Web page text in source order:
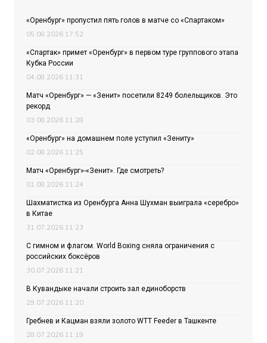
«Оренбург» пропустил пять голов в матче со «Спартаком»
05.08.2026 17:52
«Спартак» примет «Оренбург» в первом туре группового этапа
Кубка России
04.08.2026 11:31
Матч «Оренбург» — «Зенит» посетили 8249 болельщиков. Это
рекорд
03.08.2026 11:28
«Оренбург» на домашнем поле уступил «Зениту»
02.08.2026 11:25
Матч «Оренбург»-«Зенит». Где смотреть?
01.08.2026 11:24
Шахматистка из Оренбурга Анна Шухман выиграла «серебро»
в Китае
31.07.2026 11:23
С гимном и флагом. World Boxing сняла ограничения с
российских боксёров
30.07.2026 11:21
В Кувандыке начали строить зал единоборств
29.07.2026 11:20
Гребнев и Кацман взяли золото WTT Feeder в Ташкенте
28.07.2026 11:19